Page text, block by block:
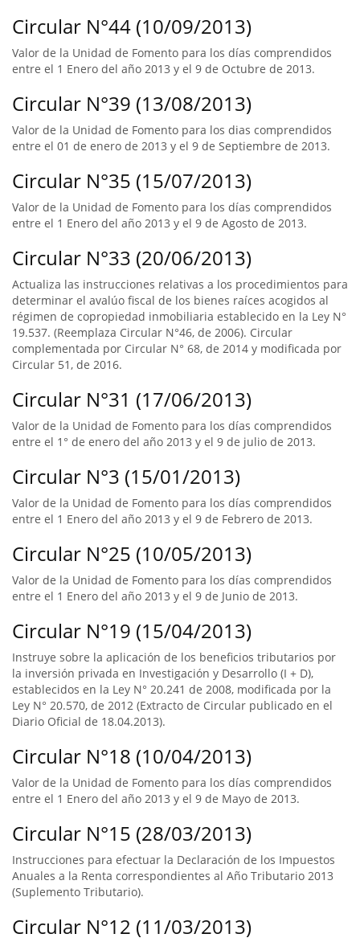
Circular N°44 (10/09/2013)
Valor de la Unidad de Fomento para los días comprendidos
entre el 1 Enero del año 2013 y el 9 de Octubre de 2013.
Circular N°39 (13/08/2013)
Valor de la Unidad de Fomento para los dias comprendidos
entre el 01 de enero de 2013 y el 9 de Septiembre de 2013.
Circular N°35 (15/07/2013)
Valor de la Unidad de Fomento para los días comprendidos
entre el 1 Enero del año 2013 y el 9 de Agosto de 2013.
Circular N°33 (20/06/2013)
Actualiza las instrucciones relativas a los procedimientos para
determinar el avalúo fiscal de los bienes raíces acogidos al
régimen de copropiedad inmobiliaria establecido en la Ley N°
19.537. (Reemplaza Circular N°46, de 2006). Circular
complementada por Circular N° 68, de 2014 y modificada por
Circular 51, de 2016.
Circular N°31 (17/06/2013)
Valor de la Unidad de Fomento para los días comprendidos
entre el 1° de enero del año 2013 y el 9 de julio de 2013.
Circular N°3 (15/01/2013)
Valor de la Unidad de Fomento para los días comprendidos
entre el 1 Enero del año 2013 y el 9 de Febrero de 2013.
Circular N°25 (10/05/2013)
Valor de la Unidad de Fomento para los días comprendidos
entre el 1 Enero del año 2013 y el 9 de Junio de 2013.
Circular N°19 (15/04/2013)
Instruye sobre la aplicación de los beneficios tributarios por
la inversión privada en Investigación y Desarrollo (I + D),
establecidos en la Ley N° 20.241 de 2008, modificada por la
Ley N° 20.570, de 2012 (Extracto de Circular publicado en el
Diario Oficial de 18.04.2013).
Circular N°18 (10/04/2013)
Valor de la Unidad de Fomento para los días comprendidos
entre el 1 Enero del año 2013 y el 9 de Mayo de 2013.
Circular N°15 (28/03/2013)
Instrucciones para efectuar la Declaración de los Impuestos
Anuales a la Renta correspondientes al Año Tributario 2013
(Suplemento Tributario).
Circular N°12 (11/03/2013)